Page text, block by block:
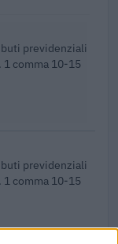
previdenziali
comma 10-15
previdenziali
comma 10-15